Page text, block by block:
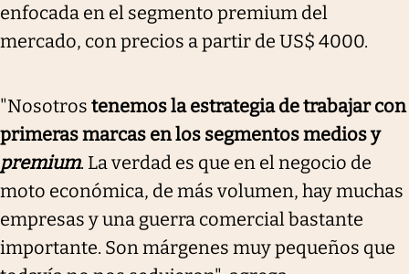
enfocada en el segmento premium del
mercado, con precios a partir de US$ 4000.
"Nosotros tenemos la estrategia de trabajar con
primeras marcas en los segmentos medios y
premium. La verdad es que en el negocio de
moto económica, de más volumen, hay muchas
empresas y una guerra comercial bastante
importante. Son márgenes muy pequeños que